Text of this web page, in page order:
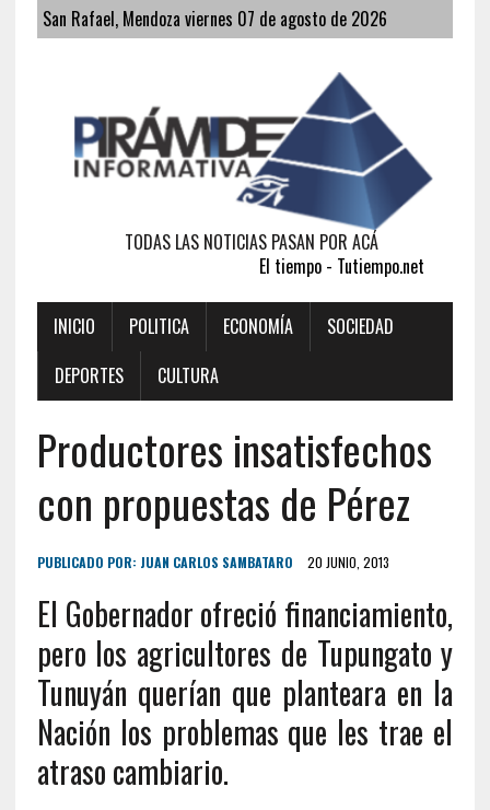
San Rafael, Mendoza viernes 07 de agosto de 2026
TODAS LAS NOTICIAS PASAN POR ACÁ
El tiempo - Tutiempo.net
INICIO POLITICA ECONOMÍA
SOCIEDAD
DEPORTES
CULTURA
Productores insatisfechos
con propuestas de Pérez
PUBLICADO POR: JUAN CARLOS SAMBATARO 20 JUNIO, 2013
El Gobernador ofreció financiamiento,
pero los agricultores de Tupungato y
Tunuyán querían que planteara en la
Nación los problemas que les trae el
atraso cambiario.